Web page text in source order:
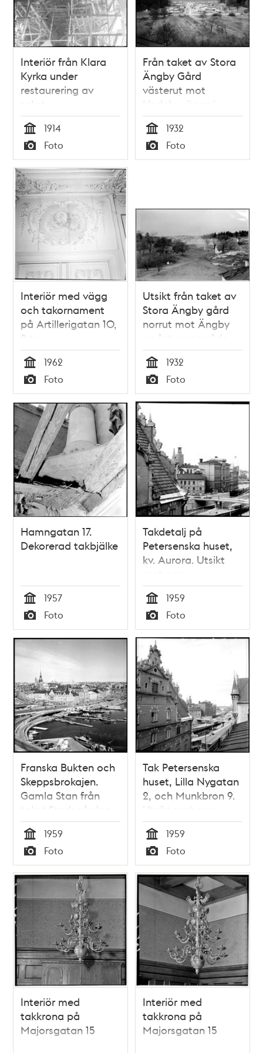
Interiör från Klara
Kyrka under
restaurering av
taket
Tid
1914
Typ
Foto
Från taket av Stora
Ängby Gård
västerut mot
Hedebyvägen i
Ängby
småstugeområde
som är under
byggnad
Tid
1932
Typ
Foto
Interiör med vägg
och takornament
på Artillerigatan 10,
2 tr
Tid
1962
Typ
Foto
Utsikt från taket av
Stora Ängby gård
norrut mot Ängby
småstugeområde
och Beckomberga
sjukhus
Tid
1932
Typ
Foto
Hamngatan 17.
Dekorerad takbjälke
Tid
1957
Typ
Foto
Takdetalj på
Petersenska huset,
kv. Aurora. Utsikt
Tid
1959
Typ
Foto
Franska Bukten och
Skeppsbrokajen.
Gamla Stan från
taket Stadsgården
10
Tid
1959
Typ
Foto
Tak Petersenska
huset, Lilla Nygatan
2, och Munkbron 9.
Utsikt mot norr
Tid
1959
Typ
Foto
Interiör med
takkrona på
Majorsgatan 15
Interiör med
takkrona på
Majorsgatan 15